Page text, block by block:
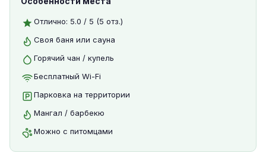
Отлично: 5.0 / 5 (5 отз.)
Своя баня или сауна
Горячий чан / купель
Бесплатный Wi-Fi
Парковка на территории
Мангал / барбекю
Можно с питомцами